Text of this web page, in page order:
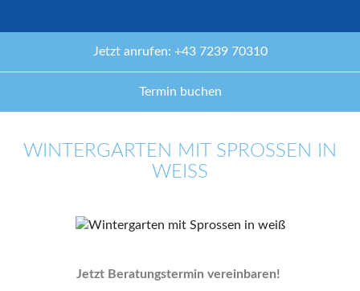
Jetzt anrufen: +43 7239 70310
Termin buchen
WINTERGARTEN MIT SPROSSEN IN
WEISS
Jetzt Beratungstermin vereinbaren!